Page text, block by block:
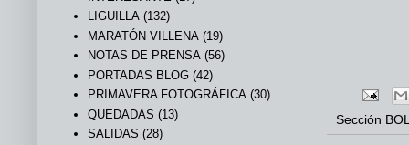
Sección
LIGUILLA (132)
MARATÓN VILLENA (19)
NOTAS DE PRENSA (56)
PORTADAS BLOG (42)
PRIMAVERA FOTOGRÁFICA (30)
QUEDADAS (13)
SALIDAS (28)